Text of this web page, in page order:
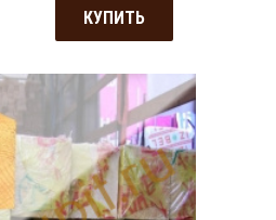
КУПИТЬ